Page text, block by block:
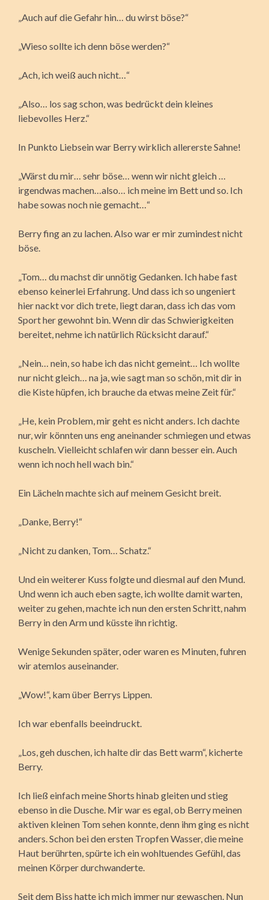
„Auch auf die Gefahr hin… du wirst böse?“
„Wieso sollte ich denn böse werden?“
„Ach, ich weiß auch nicht…“
„Also… los sag schon, was bedrückt dein kleines
liebevolles Herz.“
In Punkto Liebsein war Berry wirklich allererste Sahne!
„Wärst du mir… sehr böse… wenn wir nicht gleich …
irgendwas machen…also… ich meine im Bett und so. Ich
habe sowas noch nie gemacht…“
Berry fing an zu lachen. Also war er mir zumindest nicht
böse.
„Tom… du machst dir unnötig Gedanken. Ich habe fast
ebenso keinerlei Erfahrung. Und dass ich so ungeniert
hier nackt vor dich trete, liegt daran, dass ich das vom
Sport her gewohnt bin. Wenn dir das Schwierigkeiten
bereitet, nehme ich natürlich Rücksicht darauf.“
„Nein… nein, so habe ich das nicht gemeint… Ich wollte
nur nicht gleich… na ja, wie sagt man so schön, mit dir in
die Kiste hüpfen, ich brauche da etwas meine Zeit für.“
„He, kein Problem, mir geht es nicht anders. Ich dachte
nur, wir könnten uns eng aneinander schmiegen und etwas
kuscheln. Vielleicht schlafen wir dann besser ein. Auch
wenn ich noch hell wach bin.“
Ein Lächeln machte sich auf meinem Gesicht breit.
„Danke, Berry!“
„Nicht zu danken, Tom… Schatz.“
Und ein weiterer Kuss folgte und diesmal auf den Mund.
Und wenn ich auch eben sagte, ich wollte damit warten,
weiter zu gehen, machte ich nun den ersten Schritt, nahm
Berry in den Arm und küsste ihn richtig.
Wenige Sekunden später, oder waren es Minuten, fuhren
wir atemlos auseinander.
„Wow!“, kam über Berrys Lippen.
Ich war ebenfalls beeindruckt.
„Los, geh duschen, ich halte dir das Bett warm“, kicherte
Berry.
Ich ließ einfach meine Shorts hinab gleiten und stieg
ebenso in die Dusche. Mir war es egal, ob Berry meinen
aktiven kleinen Tom sehen konnte, denn ihm ging es nicht
anders. Schon bei den ersten Tropfen Wasser, die meine
Haut berührten, spürte ich ein wohltuendes Gefühl, das
meinen Körper durchwanderte.
Seit dem Biss hatte ich mich immer nur gewaschen. Nun